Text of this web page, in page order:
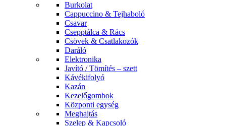
Burkolat
Cappuccino & Tejhaboló
Csavar
Csepptálca & Rács
Csövek & Csatlakozók
Daráló
Elektronika
Javító / Tömítés – szett
Kávékifolyó
Kazán
Kezelőgombok
Központi egység
Meghajtás
Szelep & Kapcsoló